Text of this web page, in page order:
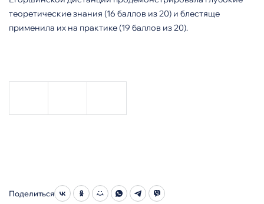
теоретические знания (16 баллов из 20) и блестяще
применила их на практике (19 баллов из 20).
Поделиться